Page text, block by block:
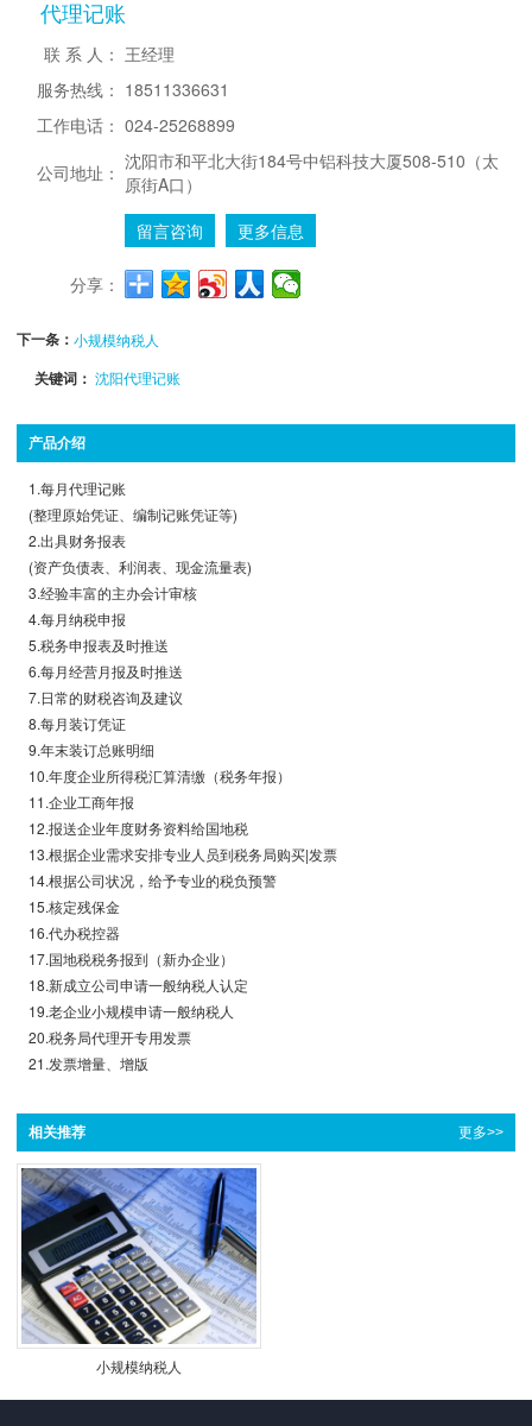
代理记账
联 系 人： 王经理
服务热线： 18511336631
工作电话： 024-25268899
公司地址： 沈阳市和平北大街184号中铝科技大厦508-510（太
原街A口）
留言咨询
更多信息
分享：
下一条：小规模纳税人
关键词：沈阳代理记账
产品介绍
1.每月代理记账
(整理原始凭证、编制记账凭证等)
2.出具财务报表
(资产负债表、利润表、现金流量表)
3.经验丰富的主办会计审核
4.每月纳税申报
5.税务申报表及时推送
6.每月经营月报及时推送
7.日常的财税咨询及建议
8.每月装订凭证
9.年末装订总账明细
10.年度企业所得税汇算清缴（税务年报）
11.企业工商年报
12.报送企业年度财务资料给国地税
13.根据企业需求安排专业人员到税务局购买|发票
14.根据公司状况，给予专业的税负预警
15.核定残保金
16.代办税控器
17.国地税税务报到（新办企业）
18.新成立公司申请一般纳税人认定
19.老企业小规模申请一般纳税人
20.税务局代理开专用发票
21.发票增量、增版
相关推荐 更多>>
小规模纳税人